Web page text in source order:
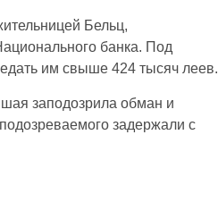
Бельц,
банка. Под
им свыше 424 тысяч леев.
заподозрила обман и
задержали с